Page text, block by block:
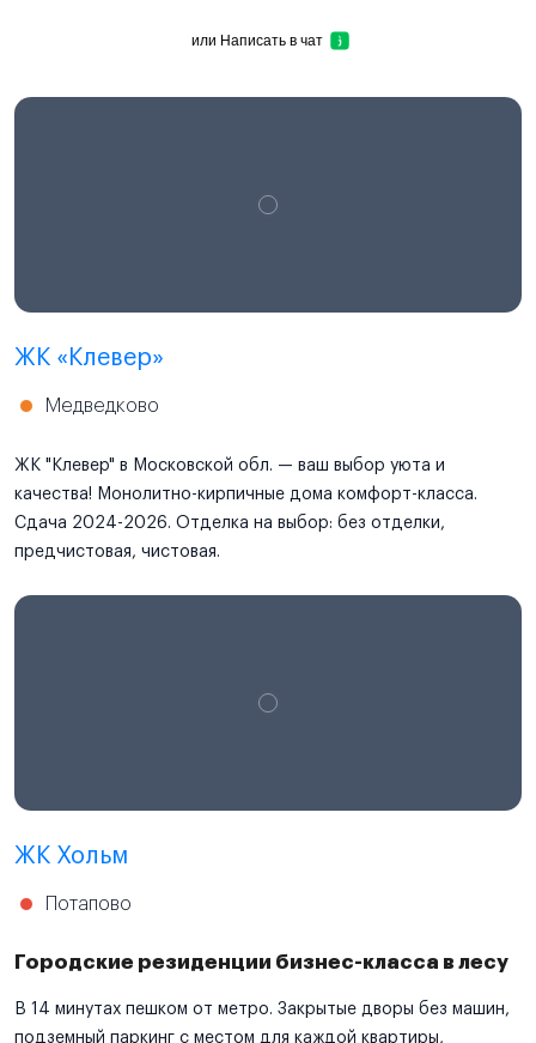
или Написать в чат
ЖК «Клевер»
Медведково
ЖК "Клевер" в Московской обл. — ваш выбор уюта и
качества! Монолитно-кирпичные дома комфорт-класса.
Сдача 2024-2026. Отделка на выбор: без отделки,
предчистовая, чистовая.
ЖК Хольм
Потапово
Городские резиденции бизнес-класса в лесу
В 14 минутах пешком от метро. Закрытые дворы без машин,
подземный паркинг с местом для каждой квартиры,